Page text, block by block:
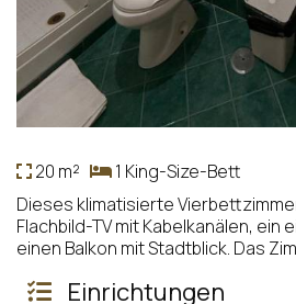
20 m²
1 King-Size-Bett
Dieses klimatisierte
Flachbild-TV mit Kabelkanälen, ein
einen Balkon mit Stadtblick. Das
Einrichtungen